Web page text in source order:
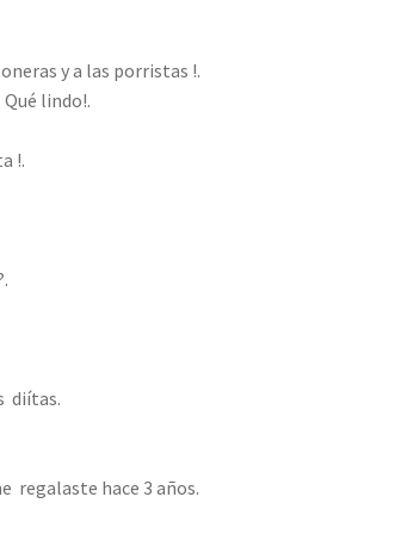
y a las porristas !.
lindo!.
!.
diítas.
regalaste hace 3 años.